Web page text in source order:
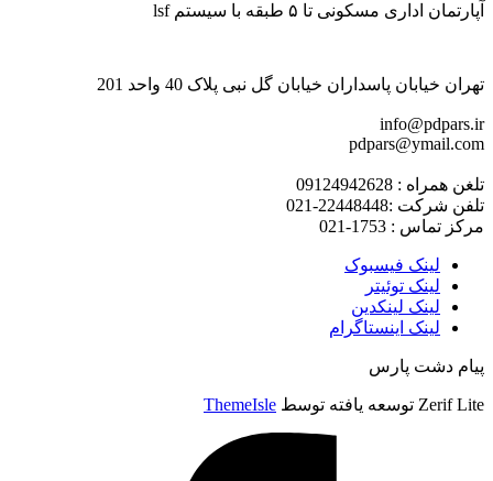
آپارتمان اداری مسکونی تا ۵ طبقه با سیستم lsf
تهران خیابان پاسداران خیابان گل نبی پلاک 40 واحد 201
info@pdpars.ir
pdpars@ymail.com
تلغن همراه : 09124942628
تلفن شرکت :22448448-021
مرکز تماس : 1753-021
لینک فیسبوک
لینک توئیتر
لینک لینکدین
لینک اینستاگرام
پیام دشت پارس
Zerif Lite توسعه یافته توسط ThemeIsle